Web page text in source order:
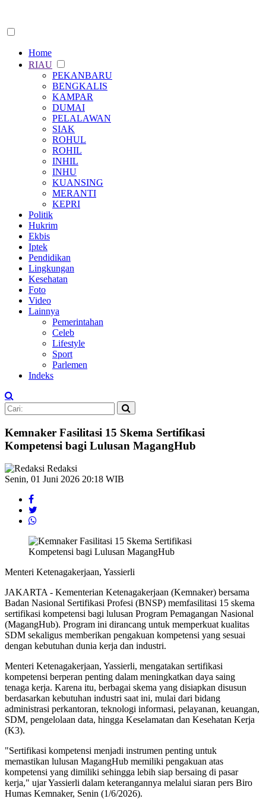
Home
RIAU
PEKANBARU
BENGKALIS
KAMPAR
DUMAI
PELALAWAN
SIAK
ROHUL
ROHIL
INHIL
INHU
KUANSING
MERANTI
KEPRI
Politik
Hukrim
Ekbis
Iptek
Pendidikan
Lingkungan
Kesehatan
Foto
Video
Lainnya
Pemerintahan
Celeb
Lifestyle
Sport
Parlemen
Indeks
Kemnaker Fasilitasi 15 Skema Sertifikasi
Kompetensi bagi Lulusan MagangHub
Redaksi
Senin, 01 Juni 2026 20:18 WIB
Menteri Ketenagakerjaan, Yassierli
JAKARTA - Kementerian Ketenagakerjaan (Kemnaker) bersama
Badan Nasional Sertifikasi Profesi (BNSP) memfasilitasi 15 skema
sertifikasi kompetensi bagi lulusan Program Pemagangan Nasional
(MagangHub). Program ini dirancang untuk memperkuat kualitas
SDM sekaligus memberikan pengakuan kompetensi yang sesuai
dengan kebutuhan dunia kerja dan industri.
Menteri Ketenagakerjaan, Yassierli, mengatakan sertifikasi
kompetensi berperan penting dalam meningkatkan daya saing
tenaga kerja. Karena itu, berbagai skema yang disiapkan disusun
berdasarkan kebutuhan industri saat ini, mulai dari bidang
administrasi perkantoran, teknologi informasi, pelayanan, keuangan,
SDM, pengelolaan data, hingga Keselamatan dan Kesehatan Kerja
(K3).
"Sertifikasi kompetensi menjadi instrumen penting untuk
memastikan lulusan MagangHub memiliki pengakuan atas
kompetensi yang dimiliki sehingga lebih siap bersaing di pasar
kerja," ujar Yassierli dalam keterangannya melalui siaran pers Biro
Humas Kemnaker, Senin (1/6/2026).